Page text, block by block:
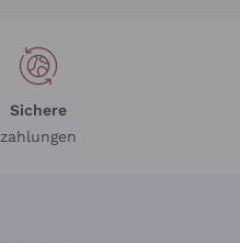
Sichere
zahlungen